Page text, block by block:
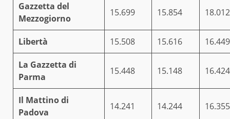
Gazzetta del
Mezzogiorno
15.699 15.854 18.012
Libertà 15.508 15.616 16.449
La Gazzetta di
Parma
15.448 15.148 16.424
Il Mattino di
Padova
14.241 14.244 16.355